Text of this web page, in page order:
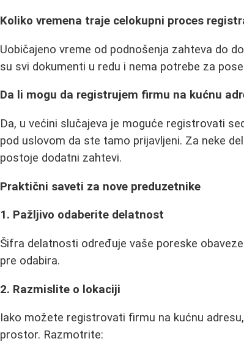
Koliko vremena traje celokupni proces
Uobičajeno vreme od podnošenja zahteva do
su svi dokumenti u redu i nema potrebe za
Da li mogu da registrujem firmu na kućnu
Da, u većini slučajeva je moguće registrovati
pod uslovom da ste tamo prijavljeni. Za neke
postoje dodatni zahtevi.
Praktični saveti za nove preduzetnike
1. Pažljivo odaberite delatnost
Šifra delatnosti određuje vaše poreske
pre odabira.
2. Razmislite o lokaciji
Iako možete registrovati firmu na kućnu
prostor. Razmotrite: